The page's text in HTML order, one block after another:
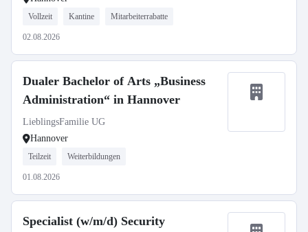
Vollzeit Kantine Mitarbeiterrabatte
02.08.2026
Dualer Bachelor of Arts „Business
Administration“ in Hannover
LieblingsFamilie UG
Hannover
Teilzeit Weiterbildungen
01.08.2026
Specialist (w/m/d) Security